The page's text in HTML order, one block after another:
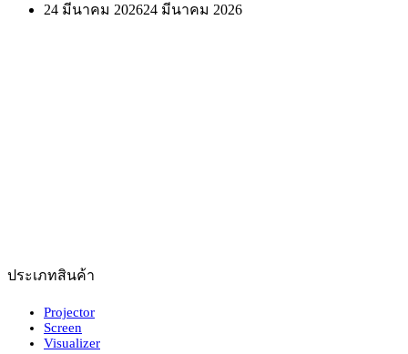
24 มีนาคม 202624 มีนาคม 2026
ประเภทสินค้า
Projector
Screen
Visualizer